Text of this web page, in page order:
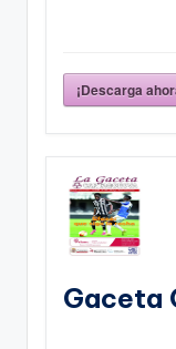
¡Descarga
Gaceta